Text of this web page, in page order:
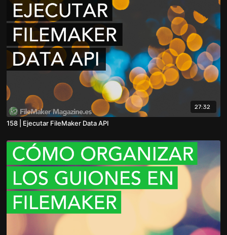
27:32
158 | Ejecutar FileMaker Data API